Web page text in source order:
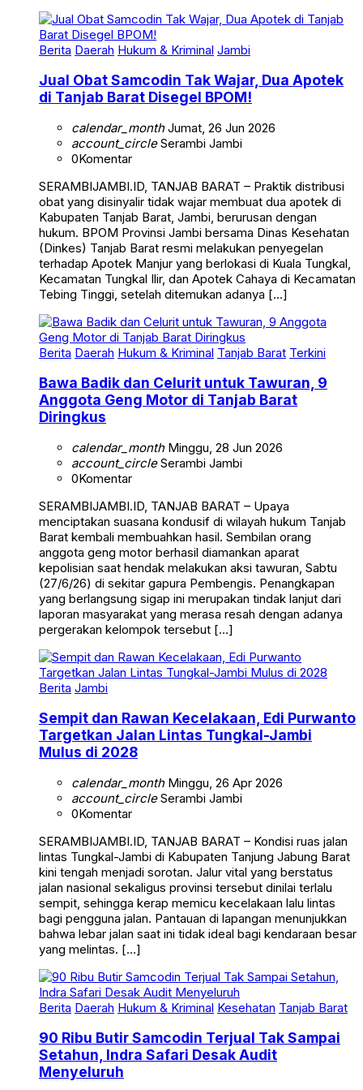
Berita Daerah Hukum & Kriminal Jambi
Jual Obat Samcodin Tak Wajar, Dua Apotek
di Tanjab Barat Disegel BPOM!
calendar_monthJumat, 26 Jun 2026
account_circleSerambi Jambi
0Komentar
SERAMBIJAMBI.ID, TANJAB BARAT – Praktik distribusi
obat yang disinyalir tidak wajar membuat dua apotek di
Kabupaten Tanjab Barat, Jambi, berurusan dengan
hukum. BPOM Provinsi Jambi bersama Dinas Kesehatan
(Dinkes) Tanjab Barat resmi melakukan penyegelan
terhadap Apotek Manjur yang berlokasi di Kuala Tungkal,
Kecamatan Tungkal Ilir, dan Apotek Cahaya di Kecamatan
Tebing Tinggi, setelah ditemukan adanya […]
Berita Daerah Hukum & Kriminal Tanjab Barat Terkini
Bawa Badik dan Celurit untuk Tawuran, 9
Anggota Geng Motor di Tanjab Barat
Diringkus
calendar_monthMinggu, 28 Jun 2026
account_circleSerambi Jambi
0Komentar
SERAMBIJAMBI.ID, TANJAB BARAT – Upaya
menciptakan suasana kondusif di wilayah hukum Tanjab
Barat kembali membuahkan hasil. Sembilan orang
anggota geng motor berhasil diamankan aparat
kepolisian saat hendak melakukan aksi tawuran, Sabtu
(27/6/26) di sekitar gapura Pembengis. Penangkapan
yang berlangsung sigap ini merupakan tindak lanjut dari
laporan masyarakat yang merasa resah dengan adanya
pergerakan kelompok tersebut […]
Berita Jambi
Sempit dan Rawan Kecelakaan, Edi Purwanto
Targetkan Jalan Lintas Tungkal-Jambi
Mulus di 2028
calendar_monthMinggu, 26 Apr 2026
account_circleSerambi Jambi
0Komentar
SERAMBIJAMBI.ID, TANJAB BARAT – Kondisi ruas jalan
lintas Tungkal-Jambi di Kabupaten Tanjung Jabung Barat
kini tengah menjadi sorotan. Jalur vital yang berstatus
jalan nasional sekaligus provinsi tersebut dinilai terlalu
sempit, sehingga kerap memicu kecelakaan lalu lintas
bagi pengguna jalan. Pantauan di lapangan menunjukkan
bahwa lebar jalan saat ini tidak ideal bagi kendaraan besar
yang melintas. […]
Berita Daerah Hukum & Kriminal Kesehatan Tanjab Barat
90 Ribu Butir Samcodin Terjual Tak Sampai
Setahun, Indra Safari Desak Audit
Menyeluruh